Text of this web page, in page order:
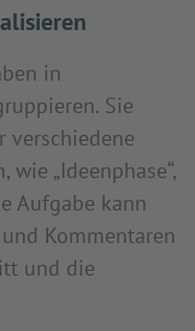
in
Sie
verschiedene
„Ideenphase“,
Aufgabe kann
Kommentaren
und die